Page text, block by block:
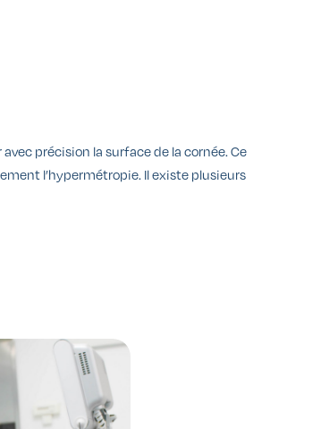
précision la surface de la cornée. Ce
l’hypermétropie. Il existe plusieurs